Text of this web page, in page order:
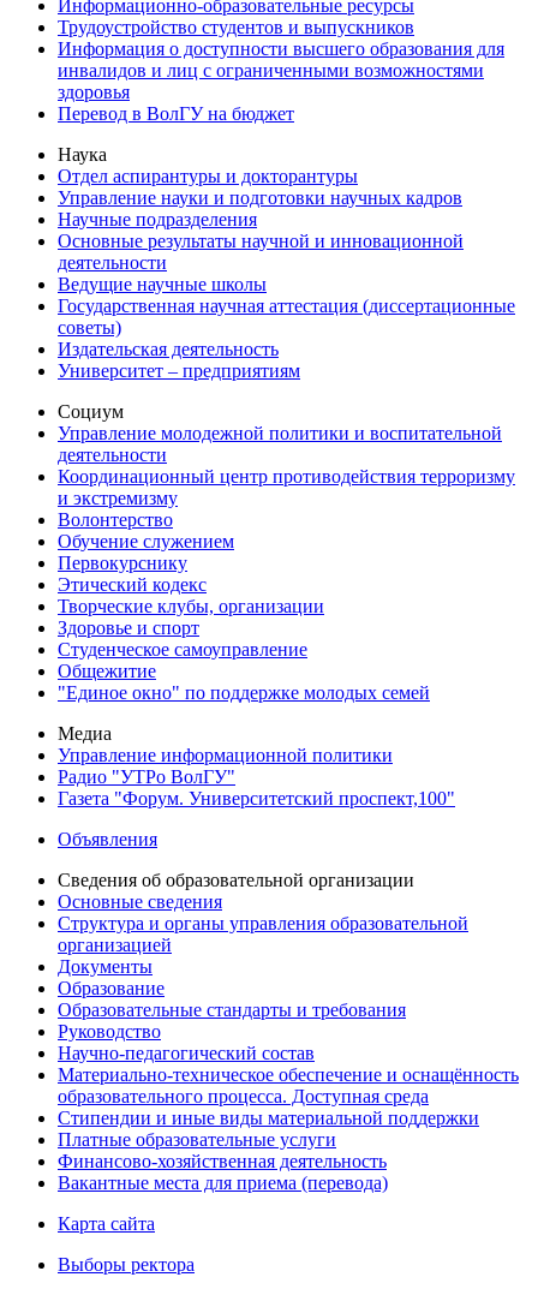
Информационно-образовательные ресурсы
Трудоустройство студентов и выпускников
Информация о доступности высшего образования для
инвалидов и лиц с ограниченными возможностями
здоровья
Перевод в ВолГУ на бюджет
Наука
Отдел аспирантуры и докторантуры
Управление науки и подготовки научных кадров
Научные подразделения
Основные результаты научной и инновационной
деятельности
Ведущие научные школы
Государственная научная аттестация (диссертационные
советы)
Издательская деятельность
Университет – предприятиям
Социум
Управление молодежной политики и воспитательной
деятельности
Координационный центр противодействия терроризму
и экстремизму
Волонтерство
Обучение служением
Первокурснику
Этический кодекс
Творческие клубы, организации
Здоровье и спорт
Студенческое самоуправление
Общежитие
"Единое окно" по поддержке молодых семей
Медиа
Управление информационной политики
Радио "УТРо ВолГУ"
Газета "Форум. Университетский проспект,100"
Объявления
Сведения об образовательной организации
Основные сведения
Структура и органы управления образовательной
организацией
Документы
Образование
Образовательные стандарты и требования
Руководство
Научно-педагогический состав
Материально-техническое обеспечение и оснащённость
образовательного процесса. Доступная среда
Стипендии и иные виды материальной поддержки
Платные образовательные услуги
Финансово-хозяйственная деятельность
Вакантные места для приема (перевода)
Карта сайта
Выборы ректора